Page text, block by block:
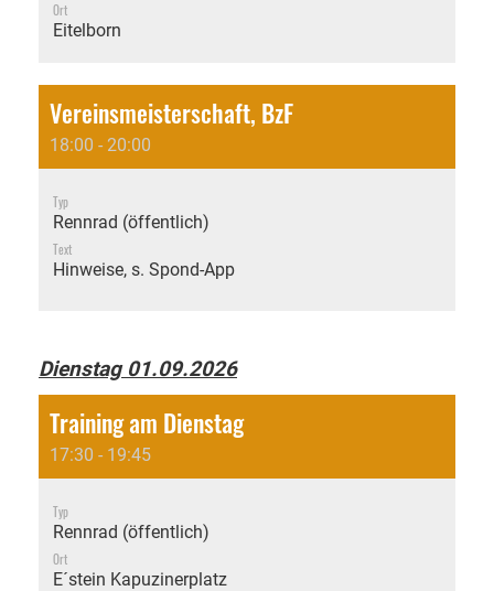
Ort
Eitelborn
Vereinsmeisterschaft, BzF
18:00 - 20:00
Typ
Rennrad (öffentlich)
Text
Hinweise, s. Spond-App
Dienstag 01.09.2026
Training am Dienstag
17:30 - 19:45
Typ
Rennrad (öffentlich)
Ort
E´stein Kapuzinerplatz